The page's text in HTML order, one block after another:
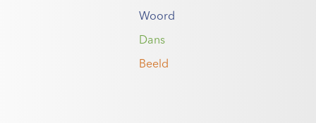
Woord
Dans
Beeld